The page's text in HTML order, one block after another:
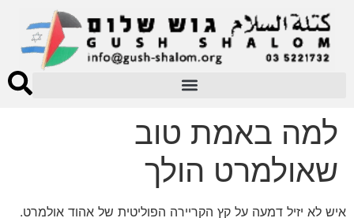
למה באמת טוב
שאולמרט הולך
איש לא יזיל דמעה על קץ הקריירה הפוליטית של אהוד אולמרט.